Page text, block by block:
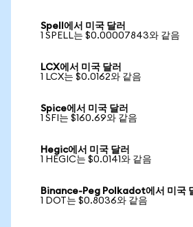
Spell에서 미국 달러
1 SPELL는 $0.00007843와 같음
LCX에서 미국 달러
1 LCX는 $0.0162와 같음
Spice에서 미국 달러
1 SFI는 $160.69와 같음
Hegic에서 미국 달러
1 HEGIC는 $0.0141와 같음
Binance-Peg Polkadot에서 미국
1 DOT는 $0.8036와 같음